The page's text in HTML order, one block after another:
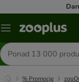
Menu
Szukaj
produktów
% Promocje